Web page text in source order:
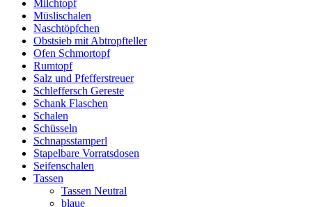
Milchtopf
Müslischalen
Naschtöpfchen
Obstsieb mit Abtropfteller
Ofen Schmortopf
Rumtopf
Salz und Pfefferstreuer
Schleffersch Gereste
Schank Flaschen
Schalen
Schüsseln
Schnapsstamperl
Stapelbare Vorratsdosen
Seifenschalen
Tassen
Tassen Neutral
blaue